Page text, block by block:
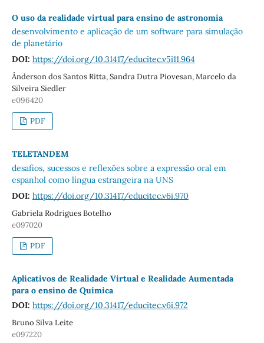
O uso da realidade virtual para ensino de astronomia
desenvolvimento e aplicação de um software para simulação
de planetário
DOI: https://doi.org/10.31417/educitec.v5i11.964
Ânderson dos Santos Ritta, Sandra Dutra Piovesan, Marcelo da
Silveira Siedler
e096420
PDF
TELETANDEM
desafios, sucessos e reflexões sobre a expressão oral em
espanhol como língua estrangeira na UNS
DOI: https://doi.org/10.31417/educitec.v6i.970
Gabriela Rodrigues Botelho
e097020
PDF
Aplicativos de Realidade Virtual e Realidade Aumentada
para o ensino de Química
DOI: https://doi.org/10.31417/educitec.v6i.972
Bruno Silva Leite
e097220